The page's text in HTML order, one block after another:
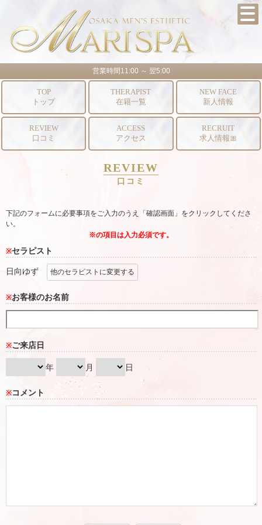
営業時間11:00 ～ 翌5:00
TOP
トップ
THERAPIST
在籍一覧
NEW FACE
新人情報
REVIEW
口コミ
ACCESS
アクセス
RECRUIT
求人情報🎀
REVIEW
口コミ
下記のフォームに必要事項をご入力のうえ「確認画面」をクリックしてくださ
い。
※の項目は入力必須です。
※セラピスト
日向ゆず 他のセラピストに変更する
※お客様のお名前
※ご来店日
年 月 日
※コメント